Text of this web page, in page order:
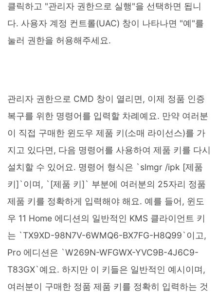
클릭하고 "관리자 권한으로 실행"을 선택하면 됩니
다. 사용자 계정 컨트롤(UAC) 창이 나타나면 "예"를
눌러 권한을 허용해주세요.
관리자 권한으로 CMD 창이 열리면, 이제 정품 인증
복구를 위한 명령어를 입력할 차례예요. 만약 여러분
이 직접 구매한 윈도우 제품 키(소매 라이선스)를 가
지고 있다면, 다음 명령어를 사용하여 제품 키를 다시
설치할 수 있어요. 명령어 형식은 `slmgr /ipk [제품
키]`이며, `[제품 키]` 부분에 여러분의 25자리 정품
제품 키를 정확하게 입력해야 해요. 예를 들어, 윈도
우 11 Home 에디션의 일반적인 KMS 클라이언트 키
는 `TX9XD-98N7V-6WMQ6-BX7FG-H8Q99`이고,
Pro 에디션은 `W269N-WFGWX-YVC9B-4J6C9-
T83GX`예요. 하지만 이 키들은 일반적인 예시이며,
여러분이 구매한 정품 제품 키를 정확히 입력하는 것